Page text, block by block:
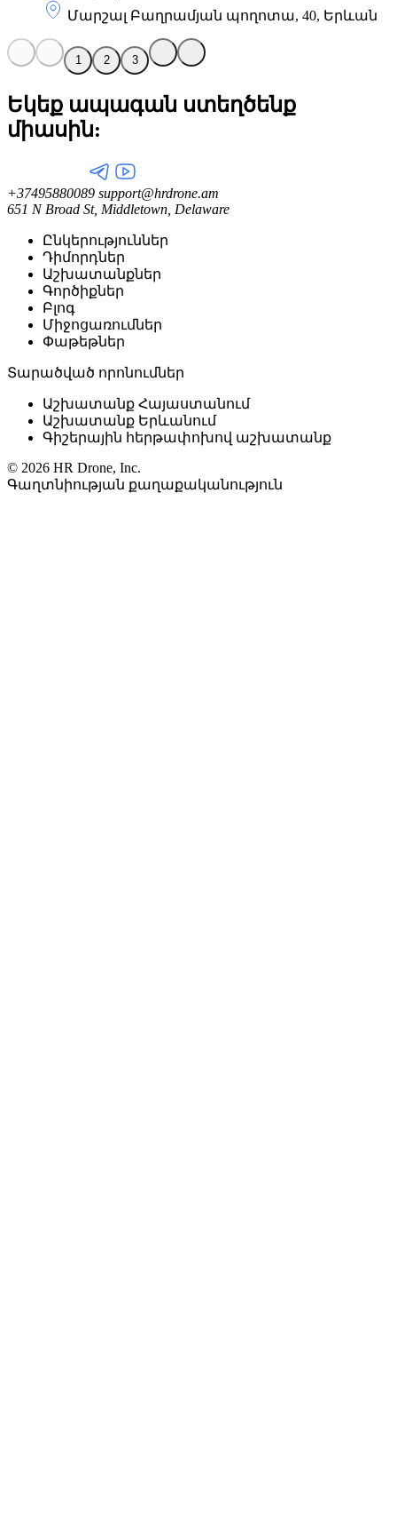
Մարշալ Բաղրամյան պողոտա, 40, Երևան
1 2 3
Եկեք ապագան ստեղծենք
միասին:
+37495880089 support@hrdrone.am
651 N Broad St, Middletown, Delaware
Ընկերություններ
Դիմորդներ
Աշխատանքներ
Գործիքներ
Բլոգ
Միջոցառումներ
Փաթեթներ
Տարածված որոնումներ
Աշխատանք Հայաստանում
Աշխատանք Երևանում
Գիշերային հերթափոխով աշխատանք
© 2026 HR Drone, Inc.
Գաղտնիության քաղաքականություն